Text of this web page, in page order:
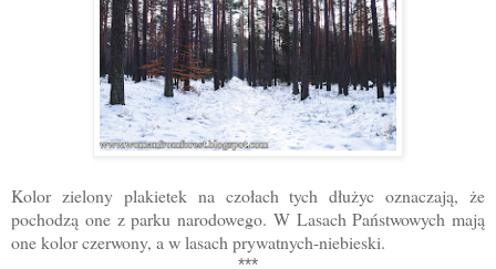
Kolor zielony plakietek na czołach tych dłużyc oznaczają, że
pochodzą one z parku narodowego. W Lasach Państwowych mają
one kolor czerwony, a w lasach prywatnych-niebieski.
***